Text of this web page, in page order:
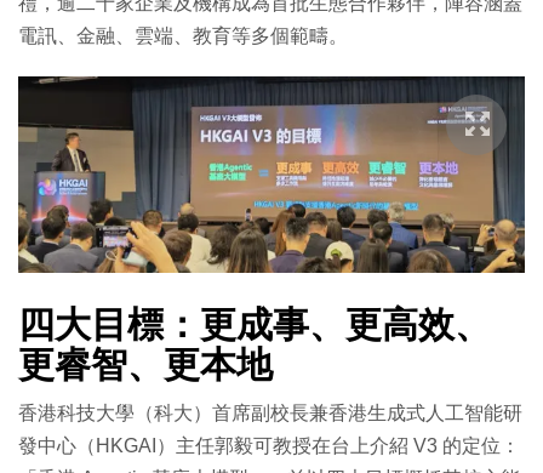
電訊、金融、雲端、教育等多個範疇。
四大目標：更成事、更高效、
更睿智、 更本地
香港科技大學（科大）首席副校長兼香港生成式人工智能研
發中心（HKGAI）主任郭毅可教授在台上介紹 V3 的定位：